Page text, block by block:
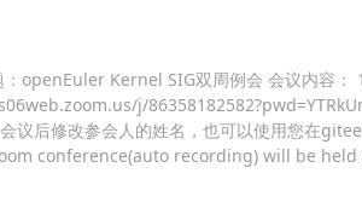
openEuler Kernel SIG双周例会 会议内容
j/
议后修改参会人的姓名，也可以使用您在
conference(auto recording) will be held